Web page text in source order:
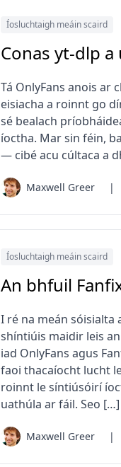
Íosluchtaigh meáin scaird
Conas yt-dlp
Tá OnlyFans anois
eisiacha a roinnt go
sé bealach
íoctha. Mar sin féin,
— cibé acu cúltaca a
Maxwell Greer |
Íosluchtaigh meáin scaird
An bhfuil
I ré na meán
shíntiúis maidir leis
iad OnlyFans agus
faoi thacaíocht lucht
roinnt le síntiúsóirí
uathúla ar fáil. Seo […]
Maxwell Greer |